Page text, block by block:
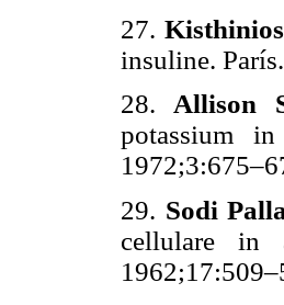
27.
insuline.
28. Allison
potassium
29. Sodi
cellulare in